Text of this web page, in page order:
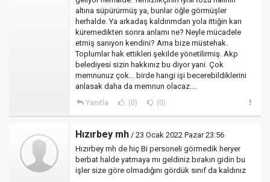
altına süpürürmüş ya, bunlar öğle görmüşler
herhalde. Ya arkadaş kaldırımdan yola ittiğin karı
küremedikten sonra anlamı ne? Neyle mücadele
etmiş sanıyon kendini? Ama bize müstehak.
Toplumlar hak ettikleri şekilde yönetilirmiş. Akp
belediyesi sizin hakkınız bu diyor yani. Çok
memnunuz çok... birde hangi işi becerebildiklerini
anlasak daha da memnun olacaz....
Yanıtla (0) (0)
Hızırbey mh / 23 Ocak 2022 Pazar 23:56
Hızırbey mh de hiç Bi personeli görmedik heryer
berbat halde yatmaya mı geldiniz bırakın gidin bu
işler size göre olmadığını gördük sınıf da kaldınız